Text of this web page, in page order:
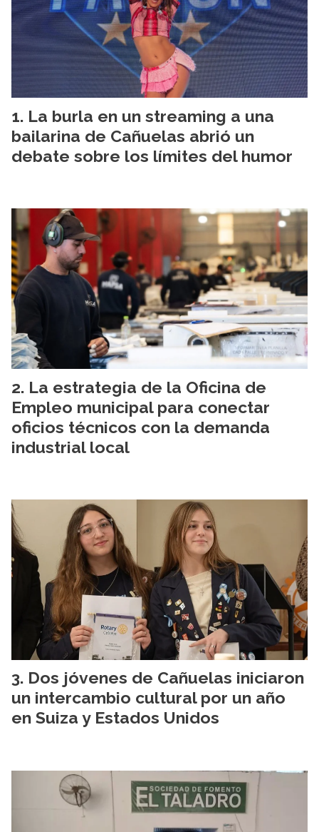
La burla en un streaming a una
bailarina de Cañuelas abrió un
debate sobre los límites del humor
La estrategia de la Oficina de
Empleo municipal para conectar
oficios técnicos con la demanda
industrial local
Dos jóvenes de Cañuelas iniciaron
un intercambio cultural por un año
en Suiza y Estados Unidos